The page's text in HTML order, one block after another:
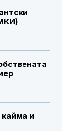
кайма и